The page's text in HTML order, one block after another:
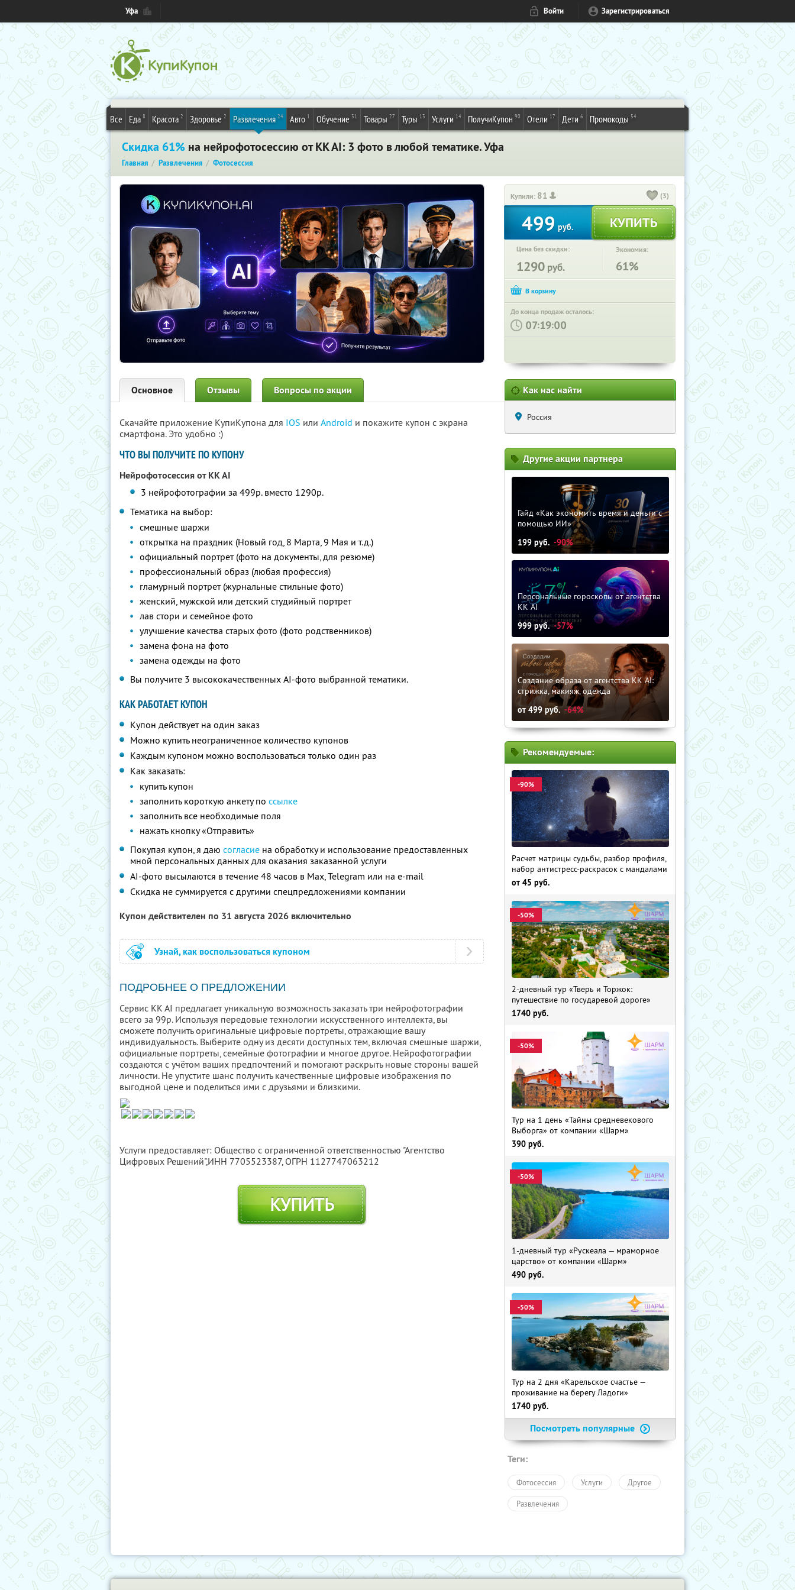
Уфа Войти Зарегистрироваться
Все Еда 8 Красота 2 Здоровье 2 Развлечения 24 Авто 1 Обучение 31 Товары 27 Туры 13 Услуги 14 ПолучиКупон 90 Отели 17 Дети 6 Промокоды 54
Скидка 61% на нейрофотосессию от KK AI: 3 фото в любой тематике. Уфа
Главная Развлечения Фотосессия
Купили: 81 (3)
499 руб.
Цена без скидки:
1290 руб.
Экономия:
61%
До конца продаж осталось:
: :
Основное Отзывы Вопросы по акции
Скачайте приложение КупиКупона для IOS или Android и покажите купон с экрана
смартфона. Это удобно :)
ЧТО ВЫ ПОЛУЧИТЕ ПО КУПОНУ
Нейрофотосессия от KK AI
3 нейрофотографии за 499р. вместо 1290р.
Тематика на выбор:
смешные шаржи
открытка на праздник (Новый год, 8 Марта, 9 Мая и т.д.)
официальный портрет (фото на документы, для резюме)
профессиональный образ (любая профессия)
гламурный портрет (журнальные стильные фото)
женский, мужской или детский студийный портрет
лав стори и семейное фото
улучшение качества старых фото (фото родственников)
замена фона на фото
замена одежды на фото
Вы получите 3 высококачественных AI-фото выбранной тематики.
КАК РАБОТАЕТ КУПОН
Купон действует на один заказ
Можно купить неограниченное количество купонов
Каждым купоном можно воспользоваться только один раз
Как заказать:
купить купон
заполнить короткую анкету по ссылке
заполнить все необходимые поля
нажать кнопку «Отправить»
Покупая купон, я даю согласие на обработку и использование предоставленных
мной персональных данных для оказания заказанной услуги
AI-фото высылаются в течение 48 часов в Max, Telegram или на e-mail
Скидка не суммируется с другими спецпредложениями компании
Купон действителен по 31 августа 2026 включительно
Узнай, как воспользоваться купоном
ПОДРОБНЕЕ О ПРЕДЛОЖЕНИИ
Сервис KK AI предлагает уникальную возможность заказать три нейрофотографии
всего за 99р. Используя передовые технологии искусственного интеллекта, вы
сможете получить оригинальные цифровые портреты, отражающие вашу
индивидуальность. Выберите одну из десяти доступных тем, включая смешные шаржи,
официальные портреты, семейные фотографии и многое другое. Нейрофотографии
создаются с учётом ваших предпочтений и помогают раскрыть новые стороны вашей
личности. Не упустите шанс получить качественные цифровые изображения по
выгодной цене и поделиться ими с друзьями и близкими.
Услуги предоставляет: Общество с ограниченной ответственностью "Агентство
Цифровых Решений",ИНН 7705523387, ОГРН 1127747063212
КУПИТЬ
Как нас найти
Россия
Другие акции партнера
Гайд «Как экономить время и деньги с
помощью ИИ»
199 руб. -90%
Персональные гороскопы от агентства
KK AI
999руб. -57%
Создание образа от агентства KK AI:
стрижка, макияж, одежда
от 499 руб. -64%
Рекомендуемые:
-90%
Расчет матрицы судьбы, разбор профиля,
набор антистресс-раскрасок с мандалами
от 45 руб.
-50%
2-дневный тур «Тверь и Торжок:
путешествие по государевой дороге»
1740 руб.
-50%
Тур на 1 день «Тайны средневекового
Выборга» от компании «Шарм»
390 руб.
-50%
1-дневный тур «Рускеала — мраморное
царство» от компании «Шарм»
490 руб.
-50%
Тур на 2 дня «Карельское счастье —
проживание на берегу Ладоги»
1740 руб.
Посмотреть популярные
Теги:
Фотосессия Услуги Другое
Развлечения